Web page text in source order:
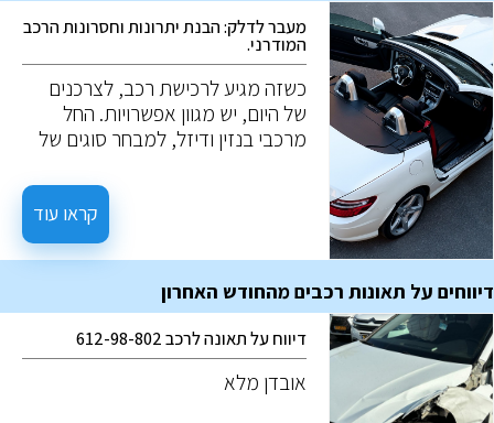
מעבר לדלק: הבנת יתרונות וחסרונות הרכב
המודרני.
כשזה מגיע לרכישת רכב, לצרכנים
של היום, יש מגוון אפשרויות. החל
מרכבי בנזין ודיזל, למבחר סוגים של
אפשרות יש צירוף ייחודי של יתרונות
וחסכונות. הבנה של אלו, תעזור לבצע
את ההחלטה המיטבית לצרכים
שלכם.
קראו עוד
דיווחים על תאונות רכבים מהחודש האחרון
דיווח על תאונה לרכב 612-98-802
אובדן מלא